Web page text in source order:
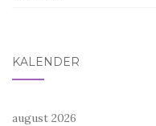
KALENDER
august 2026